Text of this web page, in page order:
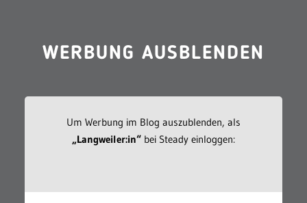
WERBUNG AUSBLENDEN
Um Werbung im Blog auszublenden, als
„Langweiler:in“bei Steady einloggen: